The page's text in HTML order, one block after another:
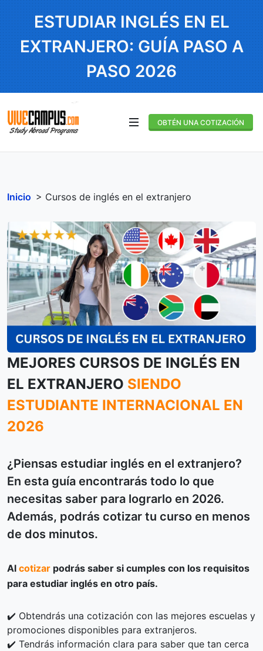
ESTUDIAR INGLÉS EN EL
EXTRANJERO: GUÍA PASO A
PASO 2026
OBTÉN UNA COTIZACIÓN
Inicio > Cursos de inglés en el extranjero
MEJORES CURSOS DE INGLÉS EN
EL EXTRANJERO SIENDO
ESTUDIANTE INTERNACIONAL EN
2026
¿Piensas estudiar inglés en el extranjero?
En esta guía encontrarás todo lo que
necesitas saber para lograrlo en 2026.
Además, podrás cotizar tu curso en menos
de dos minutos.
Al cotizar podrás saber si cumples con los requisitos
para estudiar inglés en otro país.
✔️ Obtendrás una cotización con las mejores escuelas y
promociones disponibles para extranjeros.
✔️ Tendrás información clara para saber que tan cerca